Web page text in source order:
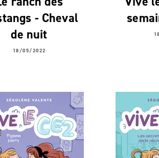
- Cheval
de nuit
18/05/2022